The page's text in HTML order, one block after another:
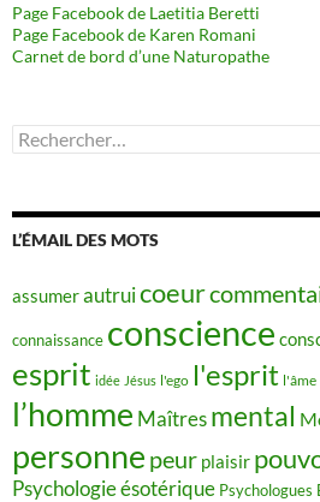
Page Facebook de Laetitia Beretti
Page Facebook de Karen Romani
Carnet de bord d’une Naturopathe
Rechercher :
L’ÉMAIL DES MOTS
assumerautruicoeur
connaissance conscience
esprit idée Jésus l'ego l'esprit l'âme
l’homme Maîtres mental
personne peur plaisir
Psychologie ésotérique Psychologues